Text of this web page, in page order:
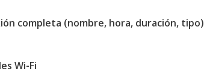
completa (nombre, hora, duración, tipo)
Wi-Fi